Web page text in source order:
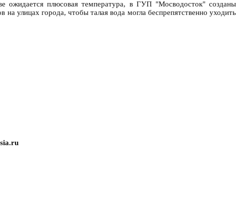
плюсовая температура, в ГУП "Мосводосток" созданы
улицах города, чтобы талая вода могла беспрепятственно уходить